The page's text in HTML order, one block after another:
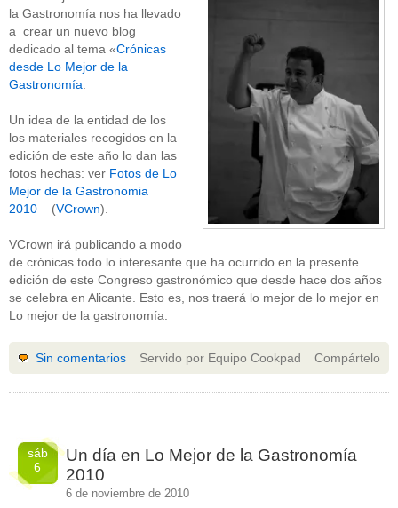
la Gastronomía nos ha llevado
a crear un nuevo blog
dedicado al tema «Crónicas
desde Lo Mejor de la
Gastronomía
Un idea de la entidad de los
los materiales recogidos en la
edición de este año lo dan las
fotos hechas: ver Fotos de Lo
Mejor de la Gastronomia
2010 – (VCrown).
VCrown irá publicando a modo
de crónicas todo lo interesante que ha ocurrido en la presente
edición de este Congreso gastronómico que desde hace dos años
se celebra en Alicante. Esto es, nos traerá lo mejor de lo mejor en
Lo mejor de la gastronomía.
Servido por Equipo Cookpad
Sin comentarios Compártelo
sáb
6
Un día en Lo Mejor de la Gastronomía
2010
6 de noviembre de 2010